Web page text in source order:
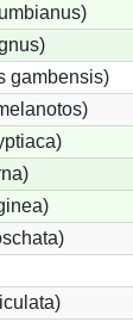
gambensis)